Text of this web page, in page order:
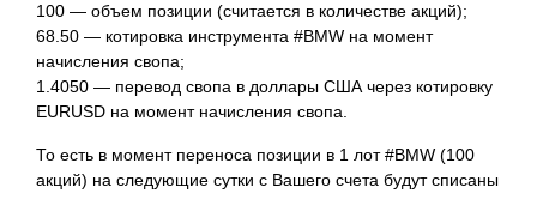
100 — объем позиции (считается в количестве акций);
68.50 — котировка инструмента #BMW на момент
начисления свопа;
1.4050 — перевод свопа в доллары США через котировку
EURUSD на момент начисления свопа.
То есть в момент переноса позиции в 1 лот #BMW (100
акций) на следующие сутки с Вашего счета будут списаны